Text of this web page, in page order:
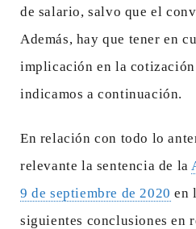
de salario, salvo que el
Además, hay que tener en
implicación en la
indicamos a continuación.
En relación con todo lo
relevante la sentencia de la
9 de septiembre de 2020 en
siguientes conclusiones en